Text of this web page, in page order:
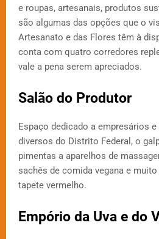
e roupas, artesanais, produtos
são algumas das opções que o
Artesanato e das Flores têm à
conta com quatro corredores
vale a pena serem apreciados.
Salão do Produtor
Espaço dedicado a empresários
diversos do Distrito Federal, o
pimentas a aparelhos de
sachês de comida vegana e
tapete vermelho.
Empório da Uva e do